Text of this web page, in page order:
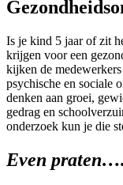
Is je kind 5 jaar of zit
krijgen voor een
kijken de
psychische en sociale
denken aan groei,
gedrag en
onderzoek kun je die
Even praten….